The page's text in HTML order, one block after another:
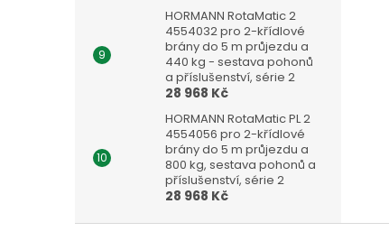
HORMANN RotaMatic 2
4554032 pro 2-křídlové
brány do 5 m průjezdu a
440 kg - sestava pohonů
a příslušenství, série 2
28 968 Kč
HORMANN RotaMatic PL 2
4554056 pro 2-křídlové
brány do 5 m průjezdu a
800 kg, sestava pohonů a
příslušenství, série 2
28 968 Kč